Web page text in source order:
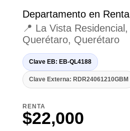
Departamento en Renta
📍 La Vista Residencial,
Querétaro, Querétaro
Clave EB: EB-QL4188
Clave Externa: RDR24061210GBM
RENTA
$22,000